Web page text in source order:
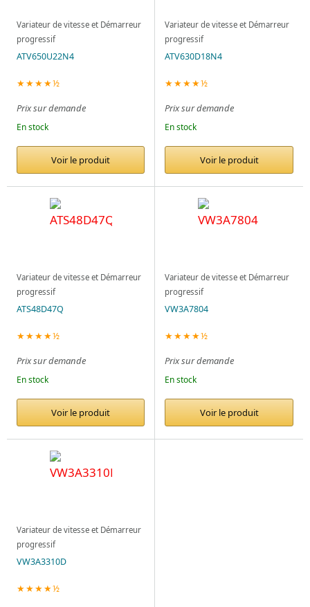
Variateur de vitesse et Démarreur
progressif
ATV650U22N4
★★★★½
Prix sur demande
En stock
Voir le produit
Variateur de vitesse et Démarreur
progressif
ATV630D18N4
★★★★½
Prix sur demande
En stock
Voir le produit
Variateur de vitesse et Démarreur
progressif
ATS48D47Q
★★★★½
Prix sur demande
En stock
Voir le produit
Variateur de vitesse et Démarreur
progressif
VW3A7804
★★★★½
Prix sur demande
En stock
Voir le produit
Variateur de vitesse et Démarreur
progressif
VW3A3310D
★★★★½